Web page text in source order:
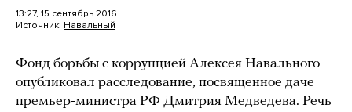
13:27, 15 сентябрь 2016
Источник: Навальный
Фонд борьбы с коррупцией Алексея Навального
опубликовал расследование, посвященное даче
премьер-министра РФ Дмитрия Медведева. Речь